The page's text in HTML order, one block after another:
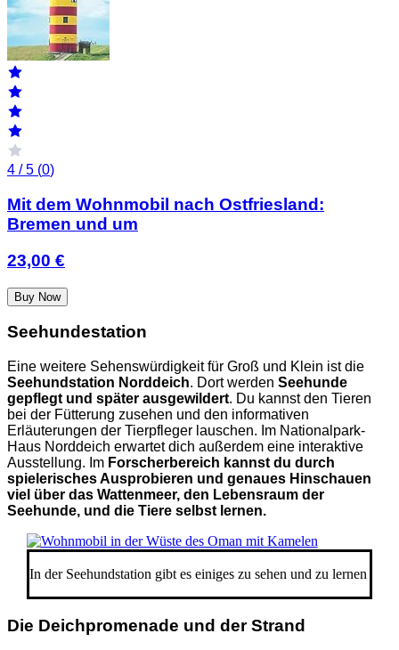
4 / 5 (0)
Mit dem Wohnmobil nach Ostfriesland:
Bremen und um
23,00 €
Buy Now
Seehundestation
Eine weitere Sehenswürdigkeit für Groß und Klein ist die
Seehundstation Norddeich. Dort werden Seehunde
gepflegt und später ausgewildert. Du kannst den Tieren
bei der Fütterung zusehen und den informativen
Erläuterungen der Tierpfleger lauschen. Im Nationalpark-
Haus Norddeich erwartet dich außerdem eine interaktive
Ausstellung. Im Forscherbereich kannst du durch
spielerisches Ausprobieren und genaues Hinschauen
viel über das Wattenmeer, den Lebensraum der
Seehunde, und die Tiere selbst lernen.
In der Seehundstation gibt es einiges zu sehen und zu lernen
Die Deichpromenade und der Strand